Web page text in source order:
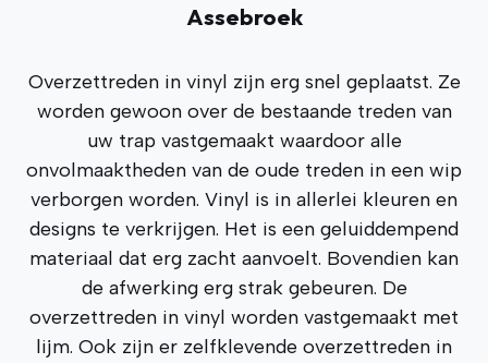
Assebroek
Overzettreden in vinyl zijn erg snel geplaatst. Ze
worden gewoon over de bestaande treden van
uw trap vastgemaakt waardoor alle
onvolmaaktheden van de oude treden in een wip
verborgen worden. Vinyl is in allerlei kleuren en
designs te verkrijgen. Het is een geluiddempend
materiaal dat erg zacht aanvoelt. Bovendien kan
de afwerking erg strak gebeuren. De
overzettreden in vinyl worden vastgemaakt met
lijm. Ook zijn er zelfklevende overzettreden in